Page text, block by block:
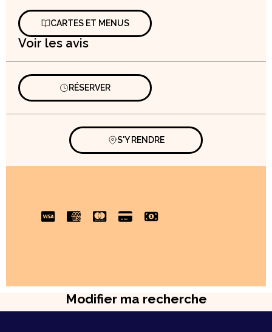
CARTES ET MENUS
Voir les avis
RÉSERVER
S'Y RENDRE
Modifier ma recherche